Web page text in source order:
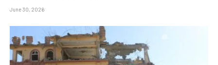
June 30, 2026